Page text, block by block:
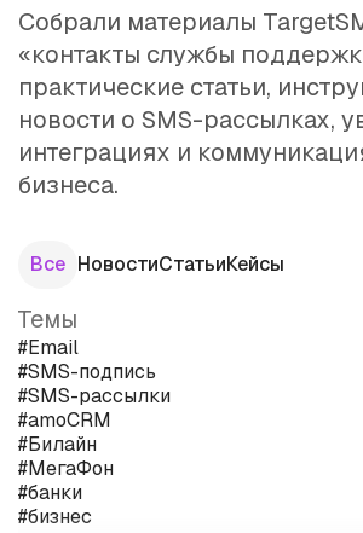
Собрали материалы
«контакты службы
практические статьи,
новости о SMS-рассылках,
интеграциях и
бизнеса.
Все НовостиСтатьиКейсы
Темы
#Email
#SMS-подпись
#SMS-рассылки
#amoCRM
#Билайн
#МегаФон
#банки
#бизнес